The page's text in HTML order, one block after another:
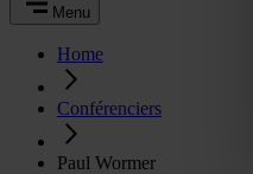
Menu
Home
Conférenciers
Paul Wormer